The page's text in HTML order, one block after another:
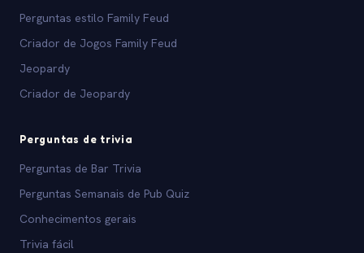
Perguntas estilo Family Feud
Criador de Jogos Family Feud
Jeopardy
Criador de Jeopardy
Perguntas de trivia
Perguntas de Bar Trivia
Perguntas Semanais de Pub Quiz
Conhecimentos gerais
Trivia fácil